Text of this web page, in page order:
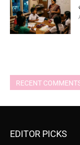
RECENT
EDITOR PICKS